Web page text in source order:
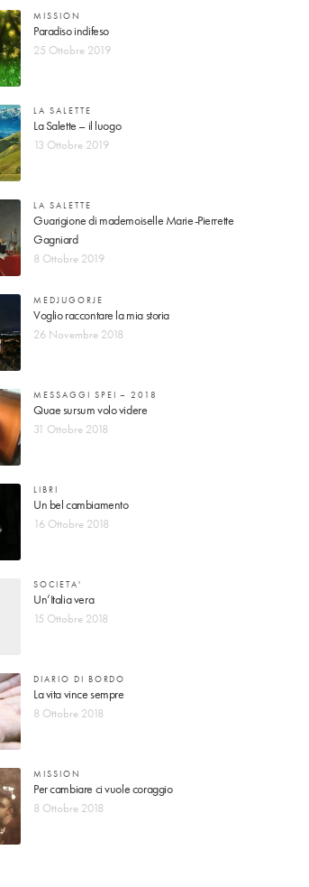
MISSION
Paradiso indifeso
25 Ottobre 2019
LA SALETTE
La Salette – il luogo
13 Ottobre 2019
LA SALETTE
Guarigione di mademoiselle Marie-Pierrette
Gagniard
8 Ottobre 2019
MEDJUGORJE
Voglio raccontare la mia storia
26 Novembre 2018
MESSAGGI SPEI – 2018
Quae sursum volo videre
31 Ottobre 2018
LIBRI
Un bel cambiamento
16 Ottobre 2018
SOCIETA'
Un’Italia vera
15 Ottobre 2018
DIARIO DI BORDO
La vita vince sempre
8 Ottobre 2018
MISSION
Per cambiare ci vuole coraggio
8 Ottobre 2018